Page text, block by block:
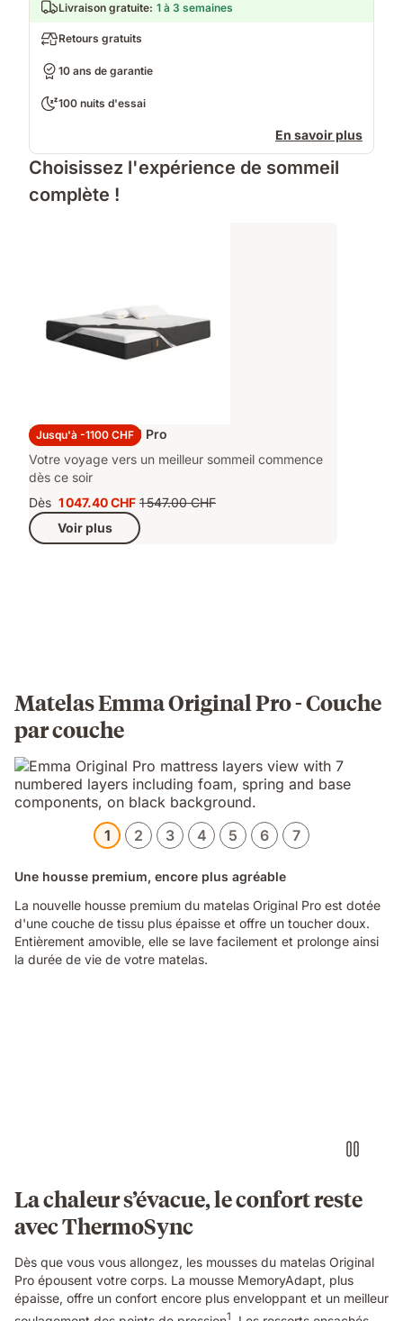
Livraison gratuite: 1 à 3 semaines
Retours gratuits
10 ans de garantie
100 nuits d'essai
En savoir plus
Choisissez l'expérience de sommeil
complète !
Jusqu'à -1100 CHF
Ensemble Original Pro
Votre voyage vers un meilleur sommeil commence
dès ce soir
Dès Prix
1 047.40 CHF
1 047.40 CHF Prix
d'origine
1 547.00 CHF
Voir plus
Matelas Emma Original Pro - Couche
par couche
1 2 3 4 5 6 7
Une housse premium, encore plus agréable
La nouvelle housse premium du matelas Original Pro est dotée
d'une couche de tissu plus épaisse et offre un toucher doux.
Entièrement amovible, elle se lave facilement et prolonge ainsi
la durée de vie de votre matelas.
Pro
mattress,
showing
the
textured
cover
and
La chaleur s’évacue, le confort reste
avec ThermoSync
Dès que vous vous allongez, les mousses du matelas Original
Pro épousent votre corps. La mousse MemoryAdapt, plus
épaisse, offre un confort encore plus enveloppant et un meilleur
1